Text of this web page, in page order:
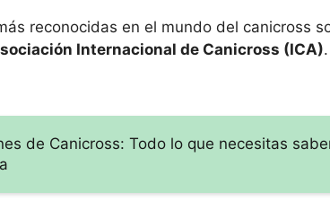
reconocidas en el mundo del canicross
Internacional de Canicross (ICA).
de Canicross: Todo lo que necesitas